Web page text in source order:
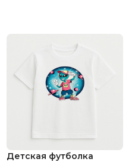
Детская футболка